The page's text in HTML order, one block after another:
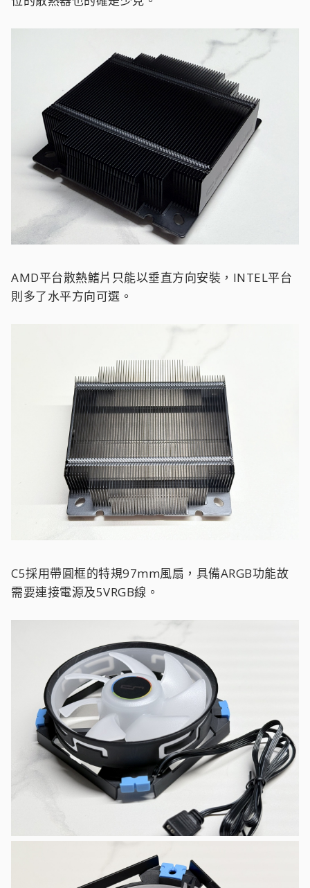
AMD平台散熱鰭片只能以垂直方向安裝，INTEL平台
則多了水平方向可選。
C5採用帶圓框的特規97mm風扇，具備ARGB功能故
需要連接電源及5VRGB線。